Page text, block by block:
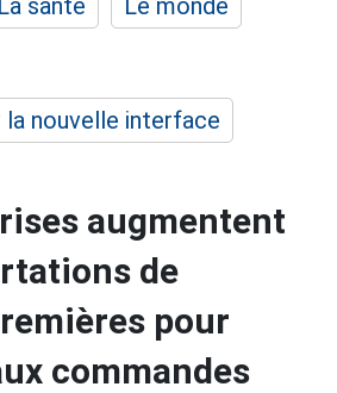
La sante
Le monde
la nouvelle interface
augmentent
de
pour
commandes